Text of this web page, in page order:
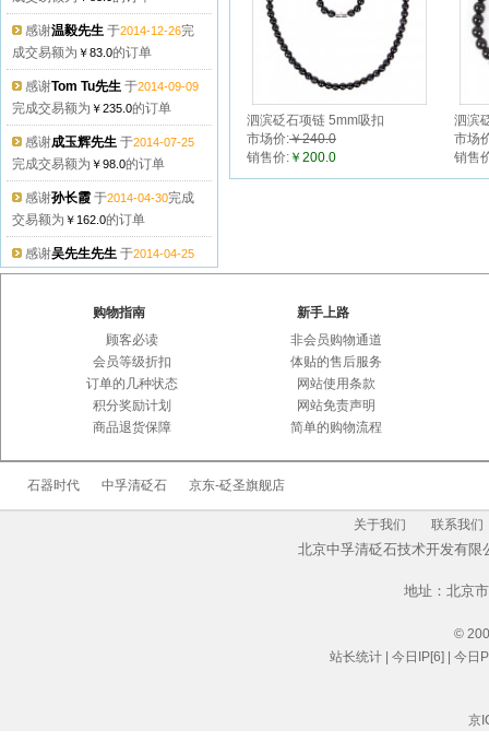
感谢温毅先生于2014-12-26完
成交易额为￥83.0的订单
感谢Tom Tu先生于2014-09-09
完成交易额为 ￥235.0
感谢成玉辉先生于2014-07-25
完成交易额为￥98.0的订单
感谢孙长霞于2014-04-30完成
交易额为 ￥162.0
感谢吴先生先生于2014-04-25
完成交易额为￥396.0 的订单
￥1210.0的订单
2014-03-10 完成交
￥168.0 的订单
杨维燕先生于2013-12-17
￥88.0的订单
感谢张冬梅于2013-12-10完成
交易额为￥10.0 的订单
泗滨砭石项链 5mm吸扣
市场价:￥240.0
销售价: ￥200.0
泗滨
市场
销售
购物指南
顾客必读
会员等级折扣
订单的几种状态
积分奖励计划
商品退货保障
新手上路
非会员购物通道
体贴的售后服务
网站使用条款
网站免责声明
简单的购物流程
石器时代 中孚清砭石 京东-砭圣旗舰店
关于我们 联系我们
北京中孚清砭石技术开发
地址：北京
©
站长统计| 今日IP[6] | 今日
京